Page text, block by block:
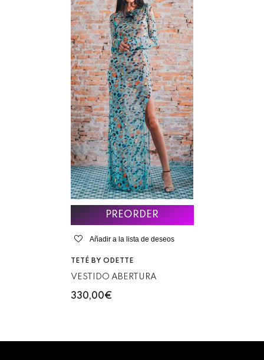
PREORDER
Añadir a la lista de deseos
VENDEDOR:
TETÉ BY ODETTE
VESTIDO ABERTURA
330,00€